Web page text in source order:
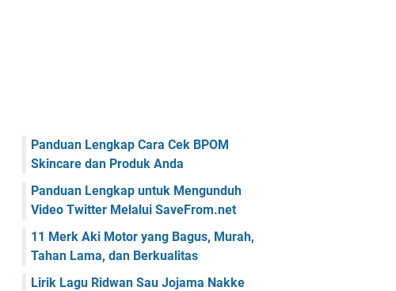
Panduan Lengkap Cara Cek BPOM
Skincare dan Produk Anda
Panduan Lengkap untuk Mengunduh
Video Twitter Melalui SaveFrom.net
11 Merk Aki Motor yang Bagus, Murah,
Tahan Lama, dan Berkualitas
Lirik Lagu Ridwan Sau Jojama Nakke